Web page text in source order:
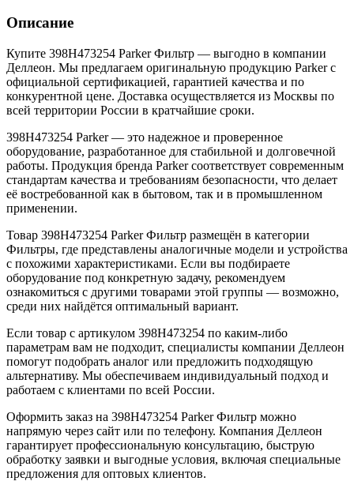
Описание
Купите 398H473254 Parker Фильтр — выгодно в компании
Деллеон. Мы предлагаем оригинальную продукцию Parker с
официальной сертификацией, гарантией качества и по
конкурентной цене. Доставка осуществляется из Москвы по
всей территории России в кратчайшие сроки.
398H473254 Parker — это надежное и проверенное
оборудование, разработанное для стабильной и долговечной
работы. Продукция бренда Parker соответствует современным
стандартам качества и требованиям безопасности, что делает
её востребованной как в бытовом, так и в промышленном
применении.
Товар 398H473254 Parker Фильтр размещён в категории
Фильтры, где представлены аналогичные модели и устройства
с похожими характеристиками. Если вы подбираете
оборудование под конкретную задачу, рекомендуем
ознакомиться с другими товарами этой группы — возможно,
среди них найдётся оптимальный вариант.
Если товар с артикулом 398H473254 по каким-либо
параметрам вам не подходит, специалисты компании Деллеон
помогут подобрать аналог или предложить подходящую
альтернативу. Мы обеспечиваем индивидуальный подход и
работаем с клиентами по всей России.
Оформить заказ на 398H473254 Parker Фильтр можно
напрямую через сайт или по телефону. Компания Деллеон
гарантирует профессиональную консультацию, быструю
обработку заявки и выгодные условия, включая специальные
предложения для оптовых клиентов.